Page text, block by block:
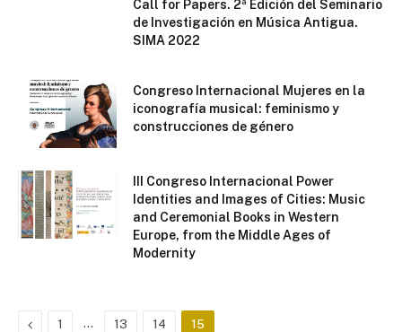
Call for Papers. 2ª Edición del Seminario
de Investigación en Música Antigua.
SIMA 2022
Congreso Internacional Mujeres en la
iconografía musical: feminismo y
construcciones de género
III Congreso Internacional Power
Identities and Images of Cities: Music
and Ceremonial Books in Western
Europe, from the Middle Ages of
Modernity
Previous
1 … 13 14 15